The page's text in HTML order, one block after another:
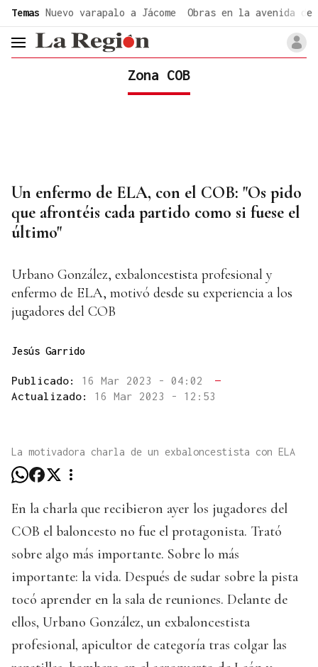
Temas Nuevo varapalo a Jácome Obras en la avenida de
header.menu.open
Zona COB
Un enfermo de ELA, con el COB: "Os pido
que afrontéis cada partido como si fuese el
último"
Urbano González, exbaloncestista profesional y
enfermo de ELA, motivó desde su experiencia a los
jugadores del COB
Jesús Garrido
Publicado: 16 Mar 2023 - 04:02
—
Actualizado: 16 Mar 2023 - 12:53
La motivadora charla de un exbaloncestista con ELA
En la charla que recibieron ayer los jugadores del
COB el baloncesto no fue el protagonista. Trató
sobre algo más importante. Sobre lo más
importante: la vida. Después de sudar sobre la pista
tocó aprender en la sala de reuniones. Delante de
ellos, Urbano González, un exbaloncestista
profesional, apicultor de categoría tras colgar las